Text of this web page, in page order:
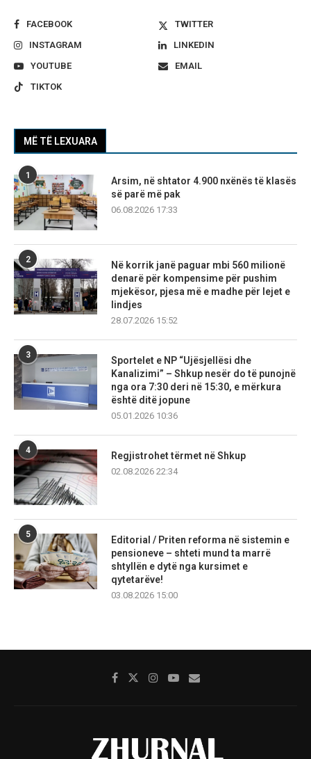
FACEBOOK
TWITTER
INSTAGRAM
LINKEDIN
YOUTUBE
EMAIL
TIKTOK
MË TË LEXUARA
1
Arsim, në shtator 4.900 nxënës të klasës
së parë më pak
06.08.2026 17:33
2
Në korrik janë paguar mbi 560 milionë
denarë për kompensime për pushim
mjekësor, pjesa më e madhe për lejet e
lindjes
28.07.2026 15:52
3
Sportelet e NP “Ujësjellësi dhe
Kanalizimi” – Shkup nesër do të punojnë
nga ora 7:30 deri në 15:30, e mërkura
është ditë jopune
05.01.2026 10:36
4
Regjistrohet tërmet në Shkup
02.08.2026 22:34
5
Editorial / Priten reforma në sistemin e
pensioneve – shteti mund ta marrë
shtyllën e dytë nga kursimet e
qytetarëve!
03.08.2026 15:00